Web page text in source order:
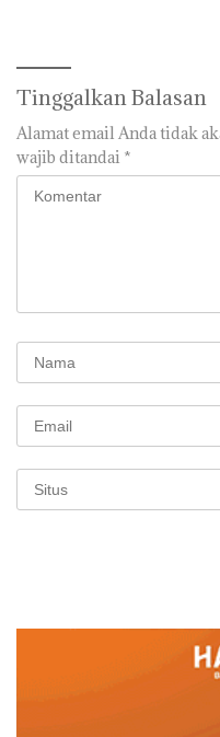
Tinggalkan Balasan
Alamat email Anda tidak
wajib ditandai *